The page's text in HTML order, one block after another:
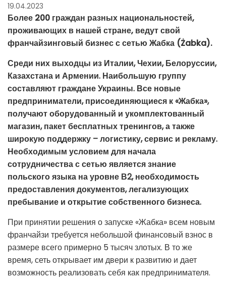
19.04.2023
Более 200 граждан разных национальностей,
проживающих в нашей стране, ведут свой
франчайзинговый бизнес с сетью Жабка (Żabka).
Среди них выходцы из Италии, Чехии, Белоруссии,
Казахстана и Армении. Наибольшую группу
составляют граждане Украины. Все новые
предприниматели, присоединяющиеся к «Жабка»,
получают оборудованный и укомплектованный
магазин, пакет бесплатных тренингов, а также
широкую поддержку – логистику, сервис и рекламу.
Необходимым условием для начала
сотрудничества с сетью является знание
польского языка на уровне В2, необходимость
предоставления документов, легализующих
пребывание и открытие собственного бизнеса.
При принятии решения о запуске «Жабка» всем новым
франчайзи требуется небольшой финансовый взнос в
размере всего примерно 5 тысяч злотых. В то же
время, сеть открывает им двери к развитию и дает
возможность реализовать себя как предпринимателя.